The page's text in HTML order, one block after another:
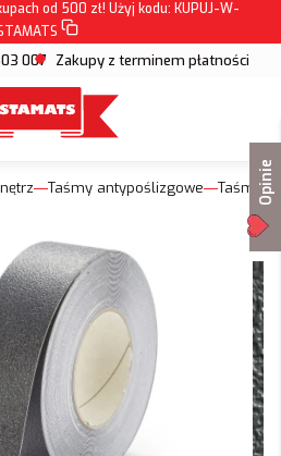
od 500 zł! Użyj kodu: KUPUJ-W-
007 Zakupy z terminem płatności
Taśmy antypoślizgowe TaśmyOpinie